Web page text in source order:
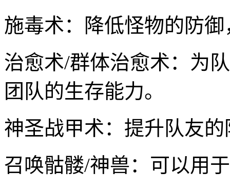
施毒术：降低怪物的防
治愈术/群体治愈术：为
团队的生存能力。
神圣战甲术：提升队友
召唤骷髅/神兽：可以用